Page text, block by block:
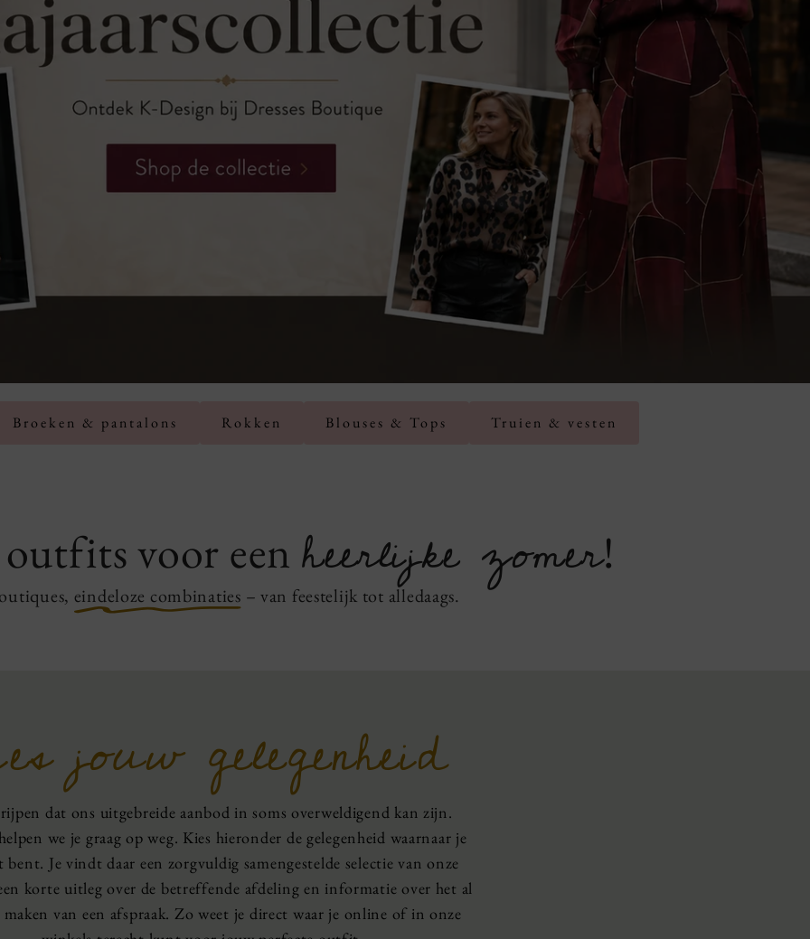
Broeken & pantalons Rokken Blouses & Tops Truien & vesten
voor een heerlijke zomer!
eindeloze combinaties – van feestelijk tot alledaags.
jouw gelegenheid
dat ons uitgebreide aanbod in soms overweldigend kan zijn.
we je graag op weg. Kies hieronder de gelegenheid waarnaar je
bent. Je vindt daar een zorgvuldig samengestelde selectie van onze
korte uitleg over de betreffende afdeling en informatie over het al
van een afspraak. Zo weet je direct waar je online of in onze